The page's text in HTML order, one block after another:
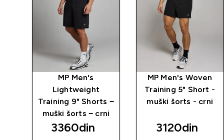
MP Men's
Lightweight
Training 9" Shorts −
muški šorts − crni
3360din‎
MP Men's Woven
Training 5" Short -
muški šorts - crni
3120din‎